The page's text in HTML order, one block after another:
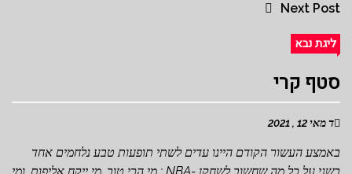
Next Post
ליגת נבא
סטף קרי
ד מאי 12 , 2021
באמצע העשור הקודם היינו עדים לשתי תופעות טבע נלחמים אחד